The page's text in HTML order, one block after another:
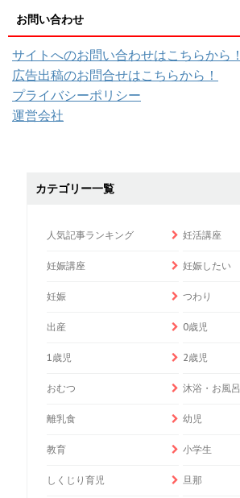
お問い合わせ
サイトへのお問い合わせはこちらから！
広告出稿のお問合せはこちらから！
プライバシーポリシー
運営会社
カテゴリー一覧
人気記事ランキング 妊活講座
妊娠講座 妊娠したい
妊娠 つわり
出産 0歳児
1歳児 2歳児
おむつ 沐浴・お風呂
離乳食 幼児
教育 小学生
しくじり育児 旦那